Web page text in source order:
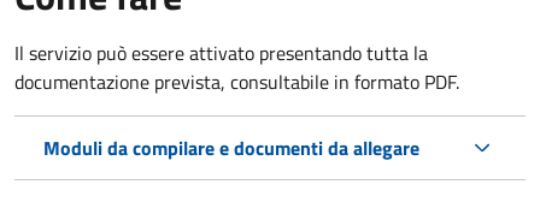
Il servizio può essere attivato presentando tutta la
documentazione prevista, consultabile in formato PDF.
Moduli da compilare e documenti da allegare